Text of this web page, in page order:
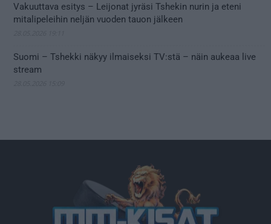
Vakuuttava esitys – Leijonat jyräsi Tshekin nurin ja eteni
mitalipeleihin neljän vuoden tauon jälkeen
Suomi – Tshekki näkyy ilmaiseksi TV:stä – näin aukeaa live
stream